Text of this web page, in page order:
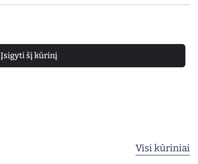
Įsigyti šį kūrinį
Visi kūriniai